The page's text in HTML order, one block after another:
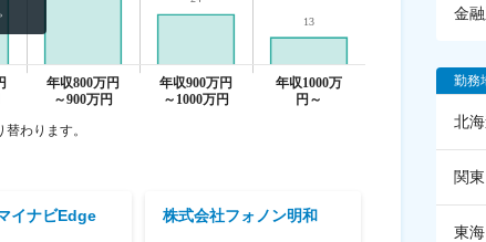
わります。
イナビEdge 株式会社フォノン明和
金
勤務
北
関東
東海